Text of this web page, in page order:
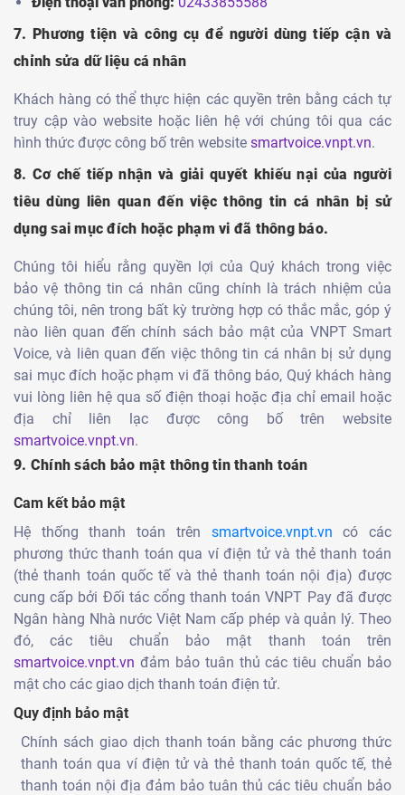
7. Phương tiện và công cụ để người dùng tiếp cận và
chỉnh sửa dữ liệu cá nhân
Khách hàng có thể thực hiện các quyền trên bằng cách tự
truy cập vào website hoặc liên hệ với chúng tôi qua các
hình thức được công bố trên website smartvoice.vnpt.vn.
8. Cơ chế tiếp nhận và giải quyết khiếu nại của người
tiêu dùng liên quan đến việc thông tin cá nhân bị sử
dụng sai mục đích hoặc phạm vi đã thông báo.
Chúng tôi hiểu rằng quyền lợi của Quý khách trong việc
bảo vệ thông tin cá nhân cũng chính là trách nhiệm của
chúng tôi, nên trong bất kỳ trường hợp có thắc mắc, góp ý
nào liên quan đến chính sách bảo mật của VNPT Smart
Voice, và liên quan đến việc thông tin cá nhân bị sử dụng
sai mục đích hoặc phạm vi đã thông báo, Quý khách hàng
vui lòng liên hệ qua số điện thoại hoặc địa chỉ email hoặc
địa chỉ liên lạc được công bố trên website
smartvoice.vnpt.vn.
9. Chính sách bảo mật thông tin thanh toán
Cam kết bảo mật
Hệ thống thanh toán trên smartvoice.vnpt.vn có các
phương thức thanh toán qua ví điện tử và thẻ thanh toán
(thẻ thanh toán quốc tế và thẻ thanh toán nội địa) được
cung cấp bởi Đối tác cổng thanh toán VNPT Pay đã được
Ngân hàng Nhà nước Việt Nam cấp phép và quản lý. Theo
đó, các tiêu chuẩn bảo mật thanh toán trên
smartvoice.vnpt.vn đảm bảo tuân thủ các tiêu chuẩn bảo
mật cho các giao dịch thanh toán điện tử.
Quy định bảo mật
Chính sách giao dịch thanh toán bằng các phương thức
thanh toán qua ví điện tử và thẻ thanh toán quốc tế, thẻ
thanh toán nội địa đảm bảo tuân thủ các tiêu chuẩn bảo